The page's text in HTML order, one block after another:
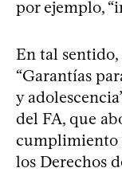
por ejemplo,
En tal
“Garantías
y
del FA, que
cumplimiento
los Derechos